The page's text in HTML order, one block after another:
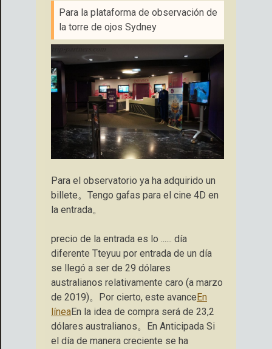
Para la plataforma de observación de
la torre de ojos Sydney
Para el observatorio ya ha adquirido un
billete。Tengo gafas para el cine 4D en
la entrada。
precio de la entrada es lo ...... día
diferente Tteyuu por entrada de un día
se llegó a ser de 29 dólares
australianos relativamente caro (a marzo
de 2019)。Por cierto, este avance En
líneaEn la idea de compra será de 23,2
dólares australianos。En Anticipada Si
el día de manera creciente se ha